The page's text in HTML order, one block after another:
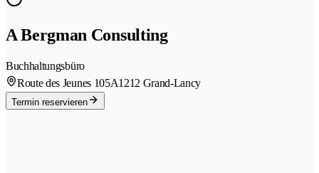
A Bergman Consulting
Buchhaltungsbüro
Route des Jeunes 105A1212 Grand-Lancy
Termin reservieren